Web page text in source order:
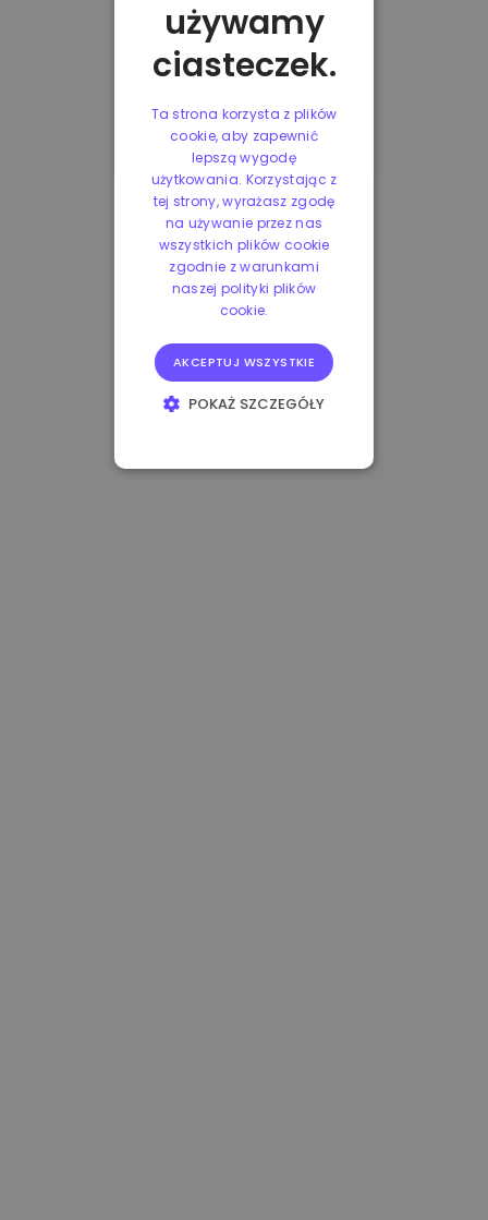
używamy
ciasteczek.
Ta strona korzysta z plików
cookie, aby zapewnić
lepszą wygodę
użytkowania. Korzystając z
tej strony, wyrażasz zgodę
na używanie przez nas
wszystkich plików cookie
zgodnie z warunkami
naszej polityki plików
cookie.
AKCEPTUJ WSZYSTKIE
POKAŻ SZCZEGÓŁY